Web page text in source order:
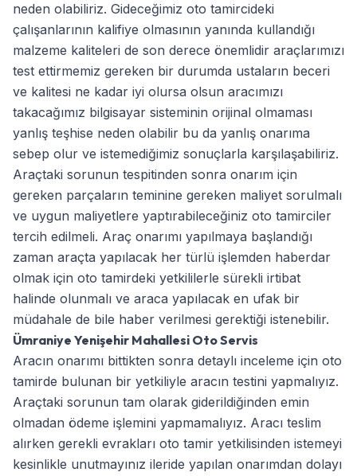
neden olabiliriz. Gideceğimiz oto tamircideki
çalışanlarının kalifiye olmasının yanında kullandığı
malzeme kaliteleri de son derece önemlidir araçlarımızı
test ettirmemiz gereken bir durumda ustaların beceri
ve kalitesi ne kadar iyi olursa olsun aracımızı
takacağımız bilgisayar sisteminin orijinal olmaması
yanlış teşhise neden olabilir bu da yanlış onarıma
sebep olur ve istemediğimiz sonuçlarla karşılaşabiliriz.
Araçtaki sorunun tespitinden sonra onarım için
gereken parçaların teminine gereken maliyet sorulmalı
ve uygun maliyetlere yaptırabileceğiniz oto tamirciler
tercih edilmeli. Araç onarımı yapılmaya başlandığı
zaman araçta yapılacak her türlü işlemden haberdar
olmak için oto tamirdeki yetkililerle sürekli irtibat
halinde olunmalı ve araca yapılacak en ufak bir
müdahale de bile haber verilmesi gerektiği istenebilir.
Ümraniye Yenişehir Mahallesi Oto Servis
Aracın onarımı bittikten sonra detaylı inceleme için oto
tamirde bulunan bir yetkiliyle aracın testini yapmalıyız.
Araçtaki sorunun tam olarak giderildiğinden emin
olmadan ödeme işlemini yapmamalıyız. Aracı teslim
alırken gerekli evrakları oto tamir yetkilisinden istemeyi
kesinlikle unutmayınız ileride yapılan onarımdan dolayı